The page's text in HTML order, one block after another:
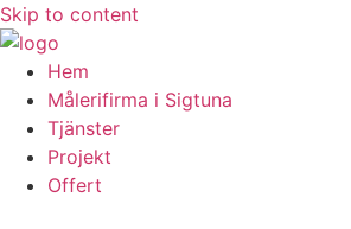
Skip to content
Hem
Målerifirma i Sigtuna
Tjänster
Projekt
Offert